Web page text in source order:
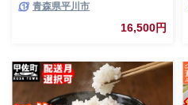
県 平川市】
青森県平川市
16,500円